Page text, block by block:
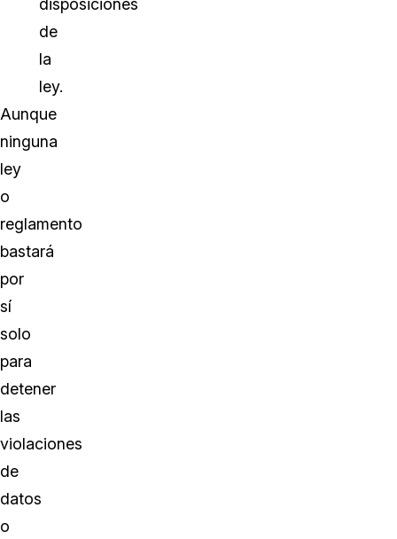
disposiciones
de
la
ley.
Aunque
ninguna
ley
o
reglamento
bastará
por
sí
solo
para
detener
las
violaciones
de
datos
o